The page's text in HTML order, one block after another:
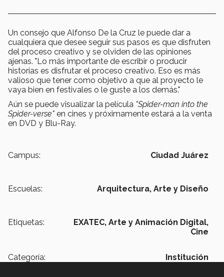
Un consejo que Alfonso De la Cruz le puede dar a
cualquiera que desee seguir sus pasos es que disfruten
del proceso creativo y se olviden de las opiniones
ajenas. "Lo más importante de escribir o producir
historias es disfrutar el proceso creativo. Eso es más
valioso que tener como objetivo a que al proyecto le
vaya bien en festivales o le guste a los demás."
Aún se puede visualizar la película "Spider-man into the
Spider-verse" en cines y próximamente estará a la venta
en DVD y Blu-Ray.
Campus: Ciudad Juárez
Escuelas: Arquitectura, Arte y Diseño
Etiquetas: EXATEC, Arte y Animación Digital,
Cine
Categoría: Institución